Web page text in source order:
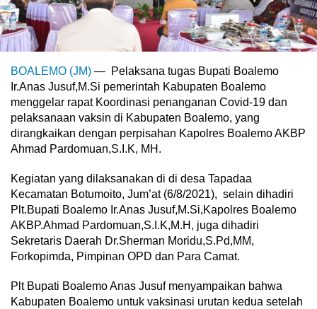
BOALEMO (JM) — Pelaksana tugas Bupati Boalemo
Ir.Anas Jusuf,M.Si pemerintah Kabupaten Boalemo
menggelar rapat Koordinasi penanganan Covid-19 dan
pelaksanaan vaksin di Kabupaten Boalemo, yang
dirangkaikan dengan perpisahan Kapolres Boalemo AKBP
Ahmad Pardomuan,S.I.K, MH.
Kegiatan yang dilaksanakan di di desa Tapadaa
Kecamatan Botumoito, Jum’at (6/8/2021), selain dihadiri
Plt.Bupati Boalemo Ir.Anas Jusuf,M.Si,Kapolres Boalemo
AKBP.Ahmad Pardomuan,S.I.K,M.H, juga dihadiri
Sekretaris Daerah Dr.Sherman Moridu,S.Pd,MM,
Forkopimda, Pimpinan OPD dan Para Camat.
Plt Bupati Boalemo Anas Jusuf menyampaikan bahwa
Kabupaten Boalemo untuk vaksinasi urutan kedua setelah